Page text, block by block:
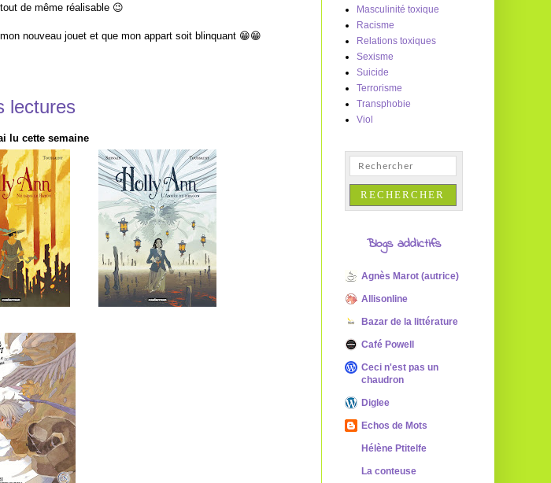
de même réalisable 😉
nouveau jouet et que mon appart soit blinquant 😁😁
lectures
lu cette semaine
Masculinité toxique
Racisme
Relations toxiques
Sexisme
Suicide
Terrorisme
Transphobie
Viol
Blogs addictifs
Agnès Marot (autrice)
Allisonline
Bazar de la littérature
Café Powell
Ceci n'est pas un
chaudron
Diglee
Echos de Mots
Hélène Ptitelfe
La conteuse